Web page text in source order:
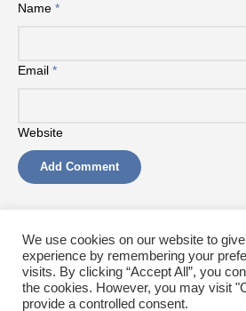
Name *
Email *
Website
Acest site folosește Akismet pentru a
sunt procesate datele comentariilor tale.
We use cookies on our website to
experience by remembering your
visits. By clicking “Accept All”, you
the cookies. However, you may visit
provide a controlled consent.